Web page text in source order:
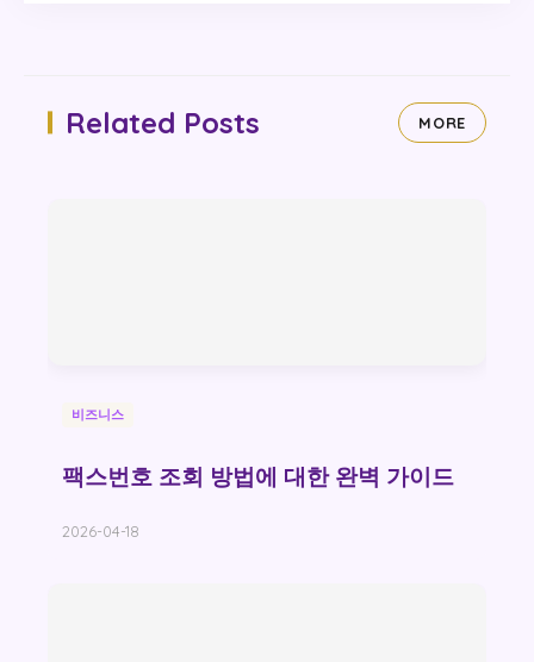
Related Posts MORE
비즈니스
팩스번호 조회 방법에 대한 완벽 가이드
2026-04-18